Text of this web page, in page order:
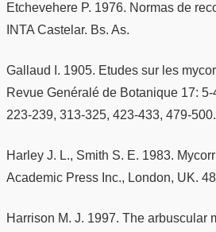
Etchevehere P. 1976. Normas de
INTA Castelar. Bs. As.
Gallaud I. 1905. Etudes sur les
Revue Genéralé de Botanique 17:
223-239, 313-325, 423-433, 479-500.
Harley J. L., Smith S. E. 1983.
Academic Press Inc., London, UK.
Harrison M. J. 1997. The arbuscular